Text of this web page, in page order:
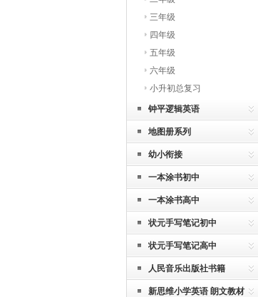
三年级
四年级
五年级
六年级
小升初总复习
钟平逻辑英语
地图册系列
幼小衔接
一本涂书初中
一本涂书高中
状元手写笔记初中
状元手写笔记高中
人民音乐出版社书籍
新思维小学英语 朗文教材